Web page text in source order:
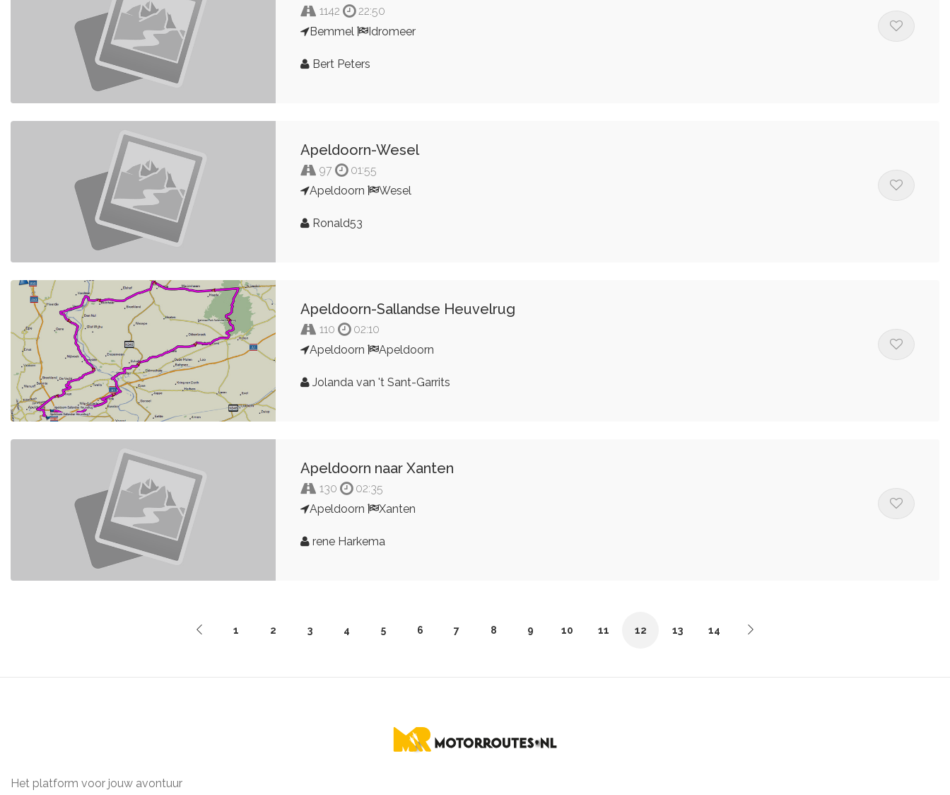
1142
22:50
Bemmel
Idromeer
Bert Peters
Apeldoorn-Wesel
97
01:55
Apeldoorn
Wesel
Ronald53
Apeldoorn-Sallandse Heuvelrug
110
02:10
Apeldoorn
Apeldoorn
Jolanda van 't Sant-Garrits
Apeldoorn naar Xanten
130
02:35
Apeldoorn
Xanten
rene Harkema
1 2 3 4 5 6 7 8 9 10 11 12 13 14
Het platform voor jouw avontuur